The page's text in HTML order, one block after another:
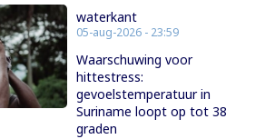
waterkant
05-aug-2026 - 23:59
Waarschuwing voor
hittestress:
gevoelstemperatuur in
Suriname loopt op tot 38
graden